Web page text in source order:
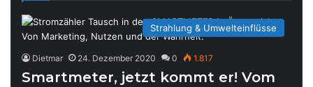
Strahlung & Umwelteinflüsse
Dietmar 24. Dezember 2020 0 1.817
Smartmeter, jetzt kommt er! Vom